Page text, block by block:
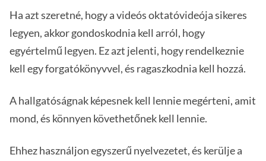
Ha azt szeretné, hogy a videós oktatóvideója sikeres
legyen, akkor gondoskodnia kell arról, hogy
egyértelmű legyen. Ez azt jelenti, hogy rendelkeznie
kell egy forgatókönyvvel, és ragaszkodnia kell hozzá.
A hallgatóságnak képesnek kell lennie megérteni, amit
mond, és könnyen követhetőnek kell lennie.
Ehhez használjon egyszerű nyelvezetet, és kerülje a